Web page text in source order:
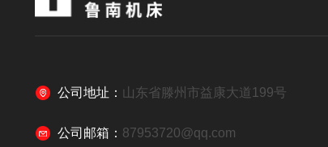
公司地址： 山东省滕州市益康大道199号
公司邮箱： 87953720@qq.com